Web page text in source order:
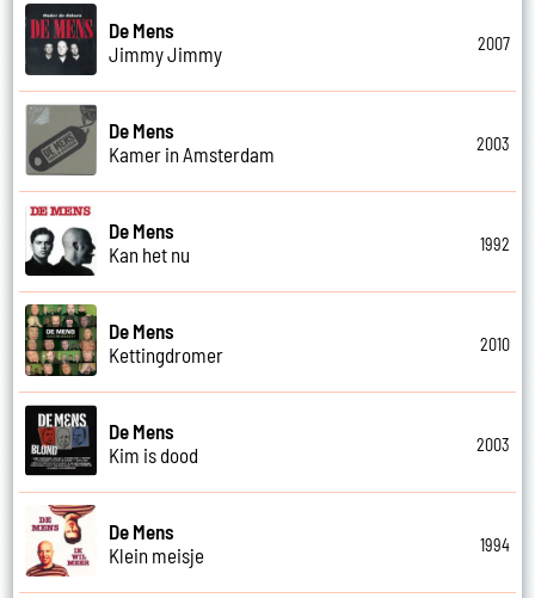
De Mens
Jimmy Jimmy
2007
De Mens
Kamer in Amsterdam
2003
De Mens
Kan het nu
1992
De Mens
Kettingdromer
2010
De Mens
Kim is dood
2003
De Mens
Klein meisje
1994